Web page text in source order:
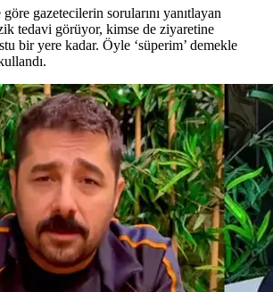
gazetecilerin sorularını yanıtlayan
tedavi görüyor, kimse de ziyaretine
bir yere kadar. Öyle ‘süperim’ demekle